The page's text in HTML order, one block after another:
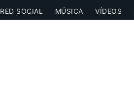
RED SOCIAL MÚSICA VÍDEOS